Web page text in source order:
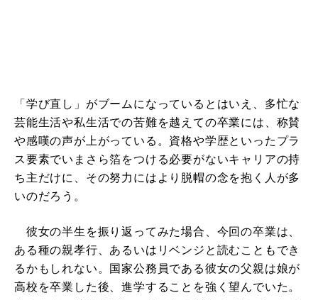
「学び直し」がブームになっているとはいえ、多忙な
芸能生活や私生活での苦難を越えての卒業には、称賛
や感嘆の声が上がっている。資格や学歴といったプラ
ス要素でいまさら箔をつける必要がないキャリアの持
ち主だけに、その努力にはより脱帽の念を抱く人が多
いのだろう。
彼女の半生を振り返ってみた場合、今回の卒業は、
ある種の親孝行、あるいはリベンジと読むこともでき
るかもしれない。国家公務員である彼女の父親は娘が
高校を卒業した後、進学することを強く望んでいた。